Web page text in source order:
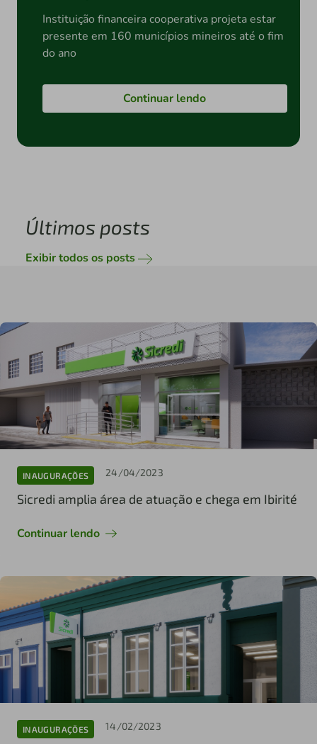
Instituição financeira cooperativa projeta estar
presente em 160 municípios mineiros até o fim
do ano
Continuar lendo
Últimos posts
Exibir todos os posts
INAUGURAÇÕES 24/04/2023
Sicredi amplia área de atuação e chega em Ibirité
Continuar lendo
INAUGURAÇÕES 14/02/2023